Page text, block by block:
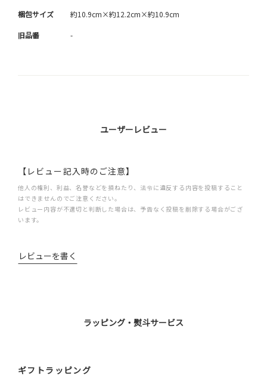
梱包サイズ 約10.9cm×約12.2cm×約10.9cm
旧品番 -
ユーザーレビュー
【レビュー記入時のご注意】
他人の権利、利益、名誉などを損ねたり、法令に違反する内容を投稿すること
はできませんのでご注意ください。
レビュー内容が不適切と判断した場合は、予告なく投稿を削除する場合がござ
います。
レビューを書く
ラッピング・熨斗サービス
ギフトラッピング